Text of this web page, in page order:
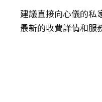
建議直接向心儀的私
最新的收費詳情和服